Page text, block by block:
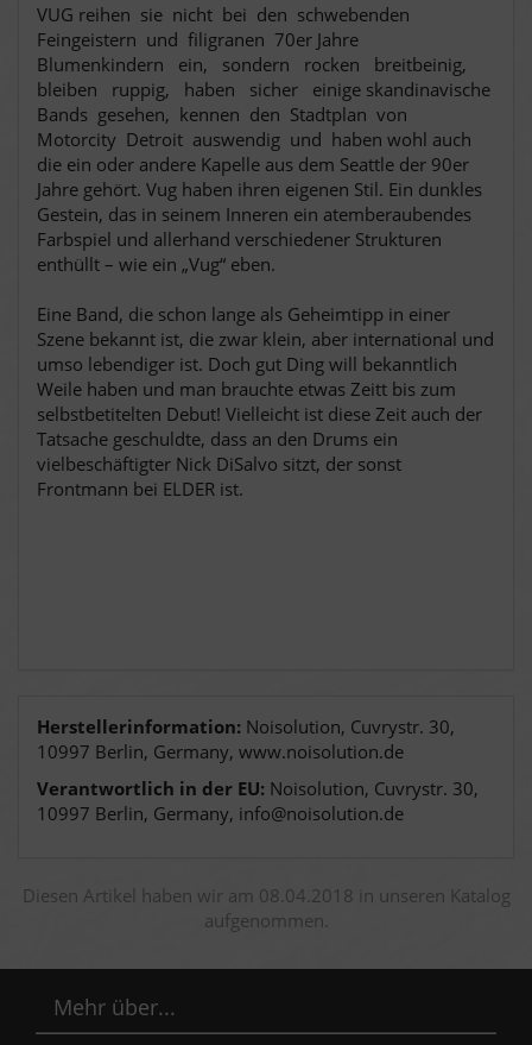
VUG reihen sie nicht bei den schwebenden
Feingeistern und filigranen 70er Jahre
Blumenkindern ein, sondern rocken breitbeinig,
bleiben ruppig, haben sicher einige skandinavische
Bands gesehen, kennen den Stadtplan von
Motorcity Detroit auswendig und haben wohl auch
die ein oder andere Kapelle aus dem Seattle der 90er
Jahre gehört. Vug haben ihren eigenen Stil. Ein dunkles
Gestein, das in seinem Inneren ein atemberaubendes
Farbspiel und allerhand verschiedener Strukturen
enthüllt – wie ein „Vug“ eben.
Eine Band, die schon lange als Geheimtipp in einer
Szene bekannt ist, die zwar klein, aber international und
umso lebendiger ist. Doch gut Ding will bekanntlich
Weile haben und man brauchte etwas Zeitt bis zum
selbstbetitelten Debut! Vielleicht ist diese Zeit auch der
Tatsache geschuldte, dass an den Drums ein
vielbeschäftigter Nick DiSalvo sitzt, der sonst
Frontmann bei ELDER ist.
Herstellerinformation: Noisolution, Cuvrystr. 30,
10997 Berlin, Germany, www.noisolution.de
Verantwortlich in der EU: Noisolution, Cuvrystr. 30,
10997 Berlin, Germany, info@noisolution.de
Diesen Artikel haben wir am 08.04.2018 in unseren Katalog
aufgenommen.
Mehr über...